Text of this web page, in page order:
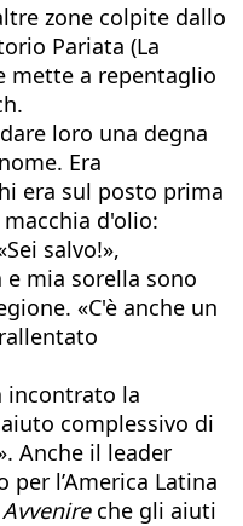
zone colpite dallo
Pariata (La
mette a repentaglio
loro una degna
Era
era sul posto prima
d'olio:
salvo!»,
mia sorella sono
«C'è anche un
incontrato la
complessivo di
Anche il leader
l’America Latina
Avvenire che gli aiuti